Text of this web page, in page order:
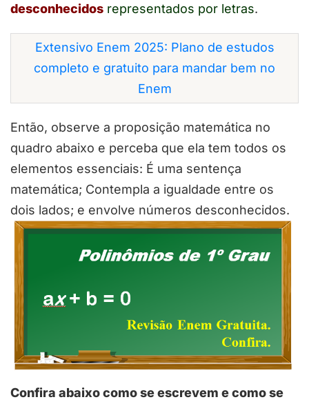
desconhecidos representados por letras.
Extensivo Enem 2025: Plano de estudos
completo e gratuito para mandar bem no
Enem
Então, observe a proposição matemática no
quadro abaixo e perceba que ela tem todos os
elementos essenciais: É uma sentença
matemática; Contempla a igualdade entre os
dois lados; e envolve números desconhecidos.
Confira abaixo como se escrevem e como se